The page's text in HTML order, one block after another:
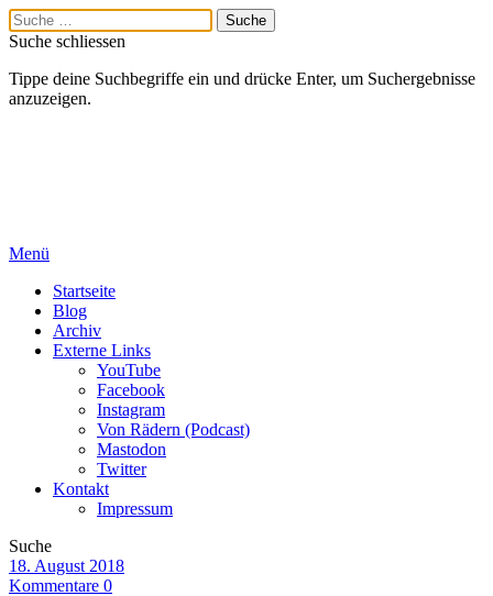
Suche schliessen
Tippe deine Suchbegriffe ein und drücke Enter, um Suchergebnisse
anzuzeigen.
Menü
Startseite
Blog
Archiv
Externe Links
YouTube
Facebook
Instagram
Von Rädern (Podcast)
Mastodon
Twitter
Kontakt
Impressum
Suche
18. August 2018
Kommentare 0